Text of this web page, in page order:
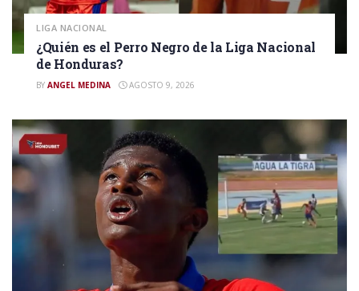
LIGA NACIONAL
¿Quién es el Perro Negro de la Liga Nacional
de Honduras?
BY ANGEL MEDINA AGOSTO 9, 2026